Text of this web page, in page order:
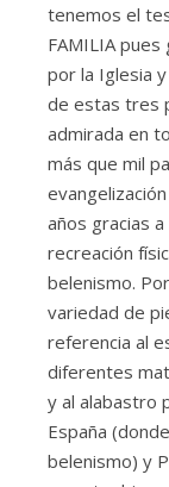
tenemos el
FAMILIA pues
por la Iglesia
de estas tres
admirada en
más que mil
años gracias a
recreación
belenismo.
variedad de
referencia al
diferentes
y al alabastro
España
belenismo) y